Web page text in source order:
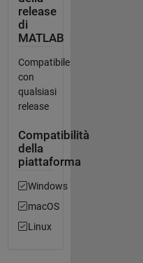
release
di
MATLAB
Compatibile
con
qualsiasi
release
Compatibilità
della
piattaforma
Windows
macOS
Linux